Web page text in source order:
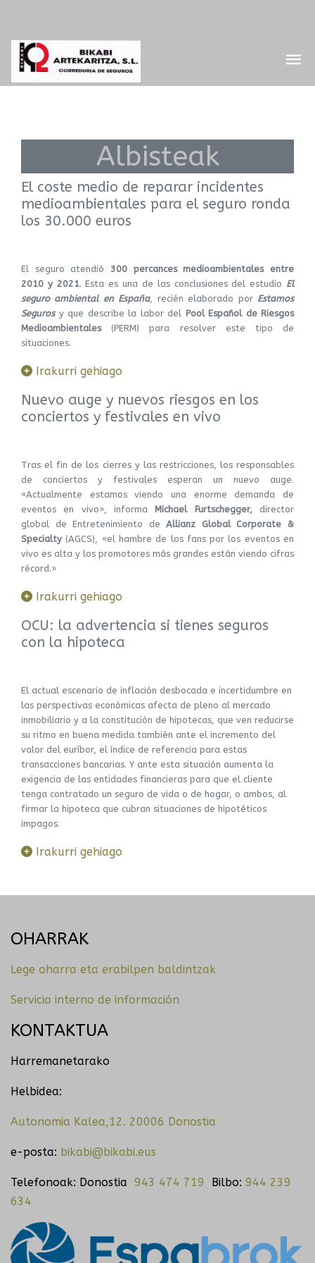
Albisteak
El coste medio de reparar incidentes
medioambientales para el seguro ronda
los 30.000 euros
El seguro atendió 300 percances medioambientales entre
2010 y 2021. Esta es una de las conclusiones del estudio El
seguro ambiental en España, recién elaborado por Estamos
Segurosy que describe la labor del Pool Español de Riesgos
Medioambientales(PERM) para resolver este tipo de
situaciones.
Irakurri gehiago
Nuevo auge y nuevos riesgos en los
conciertos y festivales en vivo
Tras el fin de los cierres y las restricciones, los responsables
de conciertos y festivales esperan un nuevo auge.
«Actualmente estamos viendo una enorme demanda de
eventos en vivo», informaMichael Furtschegger, director
global de Entretenimiento deAllianz Global Corporate &
Specialty (AGCS), «el hambre de los fans por los eventos en
vivo es alta y los promotores más grandes están viendo cifras
récord.»
Irakurri gehiago
OCU: la advertencia si tienes seguros
con la hipoteca
El actual escenario de inflación desbocada e incertidumbre en
las perspectivas económicas afecta de pleno al mercado
inmobiliario y a la constitución de hipotecas, que ven reducirse
su ritmo en buena medida también ante el incremento del
valor del euríbor, el índice de referencia para estas
transacciones bancarias. Y ante esta situación aumenta la
exigencia de las entidades financieras para que el cliente
tenga contratado un seguro de vida o de hogar, o ambos, al
firmar la hipoteca que cubran situaciones de hipotéticos
impagos.
Irakurri gehiago
OHARRAK
Lege oharra eta erabilpen baldintzak
Servicio interno de información
KONTAKTUA
Harremanetarako
Helbidea:
Autonomia Kalea,12. 20006 Donostia
e-posta: bikabi@bikabi.eus
Telefonoak: Donostia 943 474 719 Bilbo: 944 239
634